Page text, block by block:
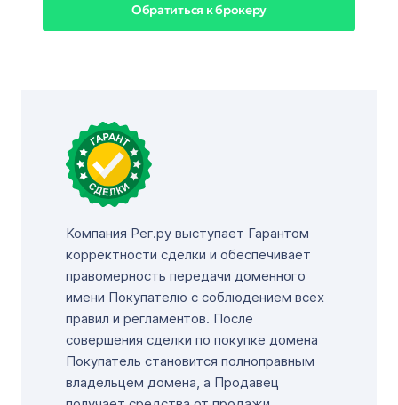
Обратиться к брокеру
Компания Рег.ру выступает Гарантом
корректности сделки и обеспечивает
правомерность передачи доменного
имени Покупателю с соблюдением всех
правил и регламентов. После
совершения сделки по покупке домена
Покупатель становится полноправным
владельцем домена, а Продавец